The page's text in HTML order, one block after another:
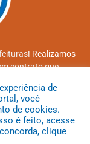
! Realizamos
contrato que
de
você
de cookies.
é feito, acesse
clique